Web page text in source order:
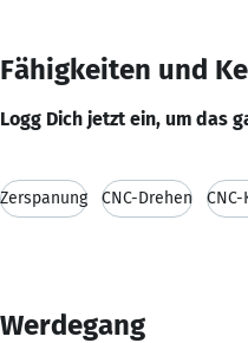
Fähigkeiten und
Logg Dich jetzt ein, um das
Zerspanung CNC-Drehen
Werdegang